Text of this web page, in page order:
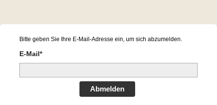
Bitte geben Sie Ihre E-Mail-Adresse ein, um sich abzumelden.
E-Mail*
Abmelden